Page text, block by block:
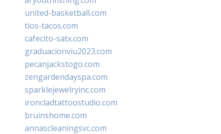
united-basketball.com
tios-tacos.com
cafecito-satx.com
graduacionviu2023.com
pecanjackstogo.com
zengardendayspa.com
sparklejewelryinc.com
ironcladtattoostudio.com
bruinshome.com
annascleaningsvc.com